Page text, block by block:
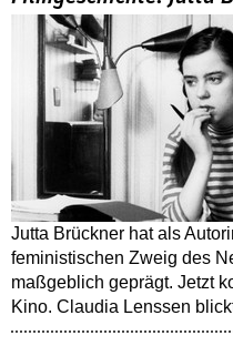
Jutta Brückner hat als
feministischen Zweig des
maßgeblich geprägt. Jetzt
Kino. Claudia Lenssen